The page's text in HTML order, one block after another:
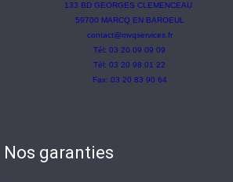
133 BD GEORGES CLEMENCEAU
59700 MARCQ EN BAROEUL
contact@mvqservices.fr
Tél: 03 20 09 09 09
Tél: 03 20 98 01 22
Fax: 03 20 83 90 64
Nos garanties